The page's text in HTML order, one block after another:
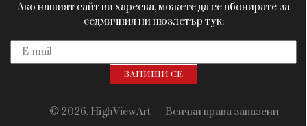
Ако нашият сайт ви харесва, можете да се абонирате за
седмичния ни нюзлетър тук:
© 2026, HighViewArt | Всички права запазени